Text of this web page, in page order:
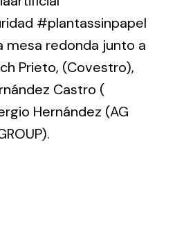
#plantassinpapel
mesa redonda junto a
Prieto, (Covestro),
Castro (
Hernández (AG